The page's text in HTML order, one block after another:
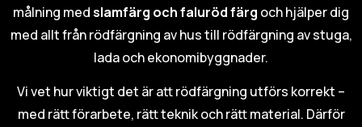
målning medslamfärg och faluröd färg och hjälper dig
med allt från rödfärgning av hus till rödfärgning av stuga,
lada och ekonomibyggnader.
Vi vet hur viktigt det är att rödfärgning utförs korrekt –
med rätt förarbete, rätt teknik och rätt material. Därför